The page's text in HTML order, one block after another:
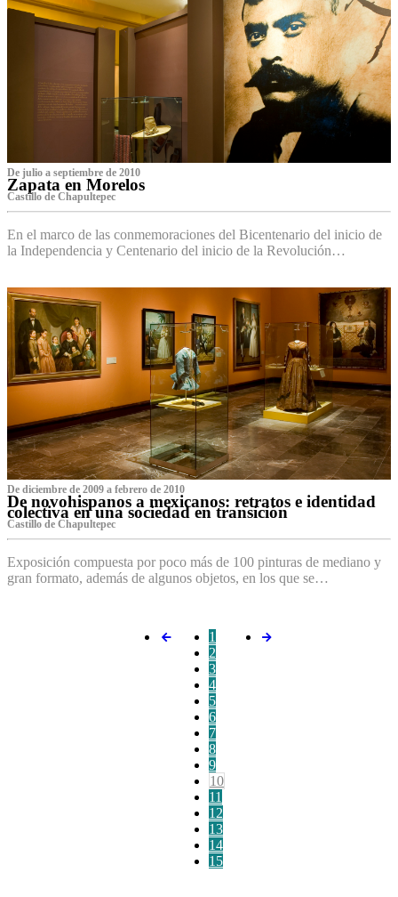
De julio a septiembre de 2010
Zapata en Morelos
Castillo de Chapultepec
En el marco de las conmemoraciones del Bicentenario del inicio de
la Independencia y Centenario del inicio de la Revolución…
De diciembre de 2009 a febrero de 2010
De novohispanos a mexicanos: retratos e identidad
colectiva en una sociedad en transición
Castillo de Chapultepec
Exposición compuesta por poco más de 100 pinturas de mediano y
gran formato, además de algunos objetos, en los que se…
1
2
3
4
5
6
7
8
9
10
11
12
13
14
15